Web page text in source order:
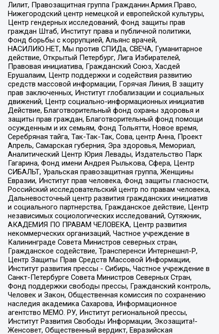
Лилит, Правозащитная группа Гражданин.Армия.Право,
Нижегородский центр немецкой и европейской культуры,
Центр гендерных исследований, Фонд защиты прав
граждан Штаб, Институт права и публичной политики,
Фонд борьбы с коррупцией, Альянс врачей,
НАСИЛИЮ.НЕТ, Мы против СПИДа, СВЕЧА, Гуманитарное
действие, Открытый Петербург, Лига Избирателей,
Правовая инициатива, Гражданский Союз, Хасдей
Ерушалаим, Центр поддержки и содействия развитию
средств массовой информации, Горячая Линия, В защиту
прав заключенных, Институт глобализации и социальных
движений, Центр социально-информационных инициатив
Действие, Благотворительный фонд охраны здоровья и
защиты прав граждан, Благотворительный фонд помощи
осужденным и их семьям, Фонд Тольятти, Новое время,
Серебряная тайга, Так-Так-Так, Сова, центр Анна, Проект
Апрель, Самарская губерния, Эра здоровья, Мемориал,
Аналитический Центр Юрия Левады, Издательство Парк
Гагарина, Фонд имени Андрея Рылькова, Сфера, Центр
СИБАЛЬТ, Уральская правозащитная группа, Женщины
Евразии, Институт прав человека, Фонд защиты гласности,
Российский исследовательский центр по правам человека,
Дальневосточный центр развития гражданских инициатив
и социального партнерства, Гражданское действие, Центр
независимых социологических исследований, Сутяжник,
АКАДЕМИЯ ПО ПРАВАМ ЧЕЛОВЕКА, Центр развития
некоммерческих организаций, Частное учреждение в
Калининграде Совета Министров северных стран,
Гражданское содействие, Трансперенси Интернешнл-Р,
Центр Защиты Прав Средств Массовой Информации,
Институт развития прессы - Сибирь, Частное учреждение в
Санкт-Петербурге Совета Министров Северных Стран,
Фонд поддержки свободы прессы, Гражданский контроль,
Человек и Закон, Общественная комиссия по сохранению
наследия академика Сахарова, Информационное
агентство МЕМО. РУ, Институт региональной прессы,
Институт Развития Свободы Информации, Экозащита!-
Женсовет, Общественный вердикт, Евразийская